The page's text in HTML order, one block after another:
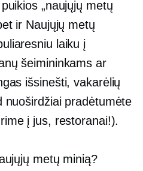
„naujųjų metų
ir Naujųjų metų
laiku į
šeimininkams ar
išsinešti, vakarėlių
nuoširdžiai pradėtumėte
į jus, restoranai!).
metų minią?